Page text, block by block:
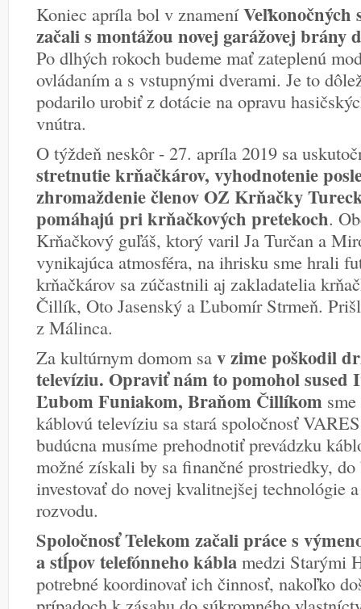
Koniec apríla bol v znameníVeľkonočných
začali s montážou novej garážovej brány
Po dlhých rokoch budeme mať zateplenú
ovládaním a s vstupnými dverami. Je to
podarilo urobiť z dotácie na opravu
vnútra.
O týždeň neskôr - 27. apríla 2019 sa
stretnutie krňačkárov, vyhodnotenie
zhromaždenie členov OZ Krňačky
pomáhajú pri krňačkových pretekoch.
Krňačkový guľáš, ktorý varil Ja Turčan a
vynikajúca atmosféra, na ihrisku sme hrali
krňačkárov sa zúčastnili aj zakladatelia
Čillík, Oto Jasenský a Ľubomír Strmeň.
z Málinca.
Za kultúrnym domom sa v zime poškodil
televíziu. Opraviť nám to pomohol sused
Ľubom Funiakom, Braňom Čillíkomsme
káblovú televíziu sa stará spoločnosť
budúcna musíme prehodnotiť prevádzku
možné získali by sa finančné prostriedky,
investovať do novej kvalitnejšej technológie
rozvodu.
Spoločnosť Telekom začali práce s
a stĺpov telefónneho káblamedzi Starými
potrebné koordinovať ich činnosť, nakoľko